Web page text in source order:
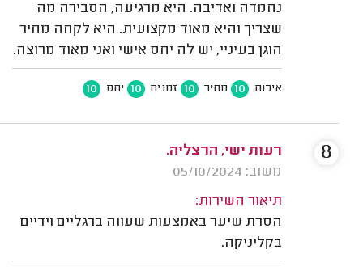
נחמדה ואדיבה. היא מרגיעה, הסבירה מה
שצריך והיא מאוד מקצועית. היא לקחה מחיר
הוגן בעיניי, יש לה יחס אישי ואני מאוד מרוצה.
איכות 10 מחיר 10 זמנים 10 יחס 10
רעות ישי, הרצליה.
משוב: 05/10/2024
תיאור השירות:
הסרת שיער באמצעות שעווה ברגליים וידיים
בקליניקה.
8